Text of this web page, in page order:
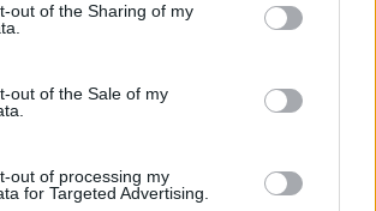
out of the Sharing of my
out of the Sale of my
out of processing my
for Targeted Advertising.
miatt
tett csütörtökön Majka
a sepsiszentgyörgyi Sic
tervezett koncert lemondását